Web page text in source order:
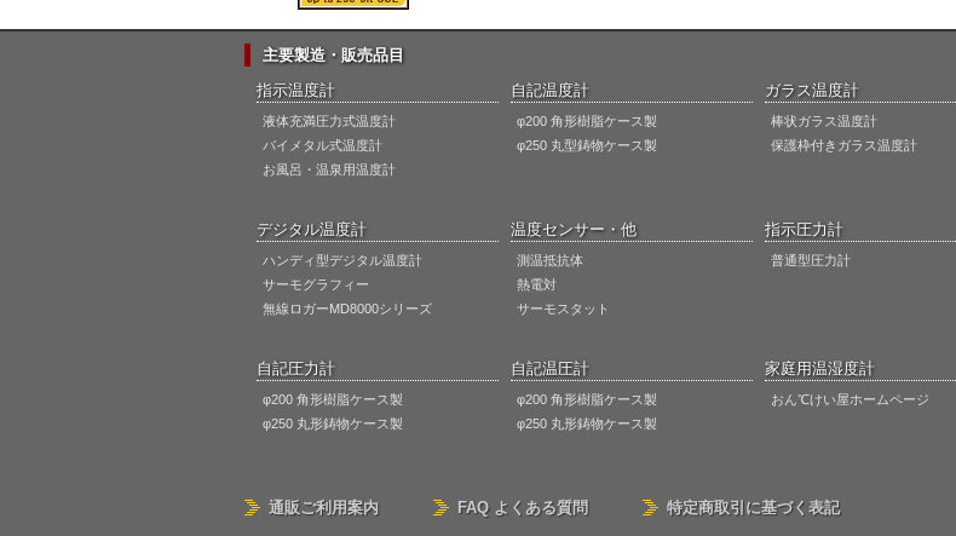
主要製造・販売品目
指示温度計
液体充満圧力式温度計
バイメタル式温度計
お風呂・温泉用温度計
自記温度計
φ200 角形樹脂ケース製
φ250 丸型鋳物ケース製
ガラス温度計
棒状ガラス温度計
保護枠付きガラス温度計
デジタル温度計
ハンディ型デジタル温度計
サーモグラフィー
無線ロガーMD8000シリーズ
温度センサー・他
測温抵抗体
熱電対
サーモスタット
指示圧力計
普通型圧力計
自記圧力計
φ200 角形樹脂ケース製
φ250 丸形鋳物ケース製
自記温圧計
φ200 角形樹脂ケース製
φ250 丸形鋳物ケース製
家庭用温湿度計
おん℃けい屋ホームページ
通販ご利用案内 FAQ よくある質問 特定商取引に基づく表記